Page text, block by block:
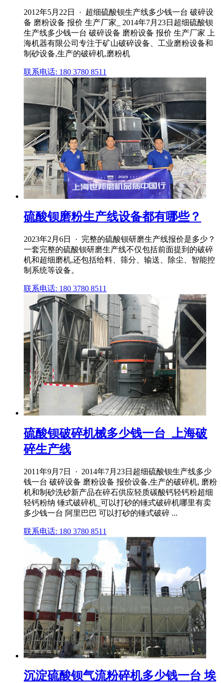
2012年5月22日 · 超细硫酸钡生产线多少钱一台 破碎设
备 磨粉设备 报价 生产厂家_ 2014年7月23日超细硫酸钡
生产线多少钱一台 破碎设备 磨粉设备 报价 生产厂家 上
海机器有限公司专注于矿山破碎设备、工业磨粉设备和
制砂设备,生产的破碎机,磨粉机
联系电话: 180 3780 8511
硫酸钡磨粉生产线设备都有哪些？
2023年2月6日 · 完整的硫酸钡研磨生产线报价是多少？
一套完整的硫酸钡研磨生产线不仅包括前面提到的破碎
机和超细磨机,还包括给料、筛分、输送、除尘、智能控
制系统等设备。
联系电话: 180 3780 8511
硫酸钡破碎机械多少钱一台_上海破
碎生产线
2011年9月7日 · 2014年7月23日超细硫酸钡生产线多少
钱一台 破碎设备 磨粉设备 报价设备,生产的破碎机, 磨粉
机和制砂洗砂新产品在碎石供应轻质碳酸钙轻钙粉超细
轻钙粉纳 锤式破碎机_可以打砂的锤式破碎机哪里有卖
多少钱一台 阿里巴巴 可以打砂的锤式破碎 ...
联系电话: 180 3780 8511
沉淀硫酸钡气流粉碎机多少钱一台 埃